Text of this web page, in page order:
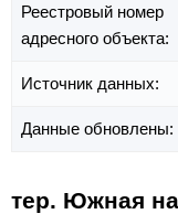
Реестровый номер
адресного объекта:
Источник данных:
Данные обновлены:
тер. Южная на